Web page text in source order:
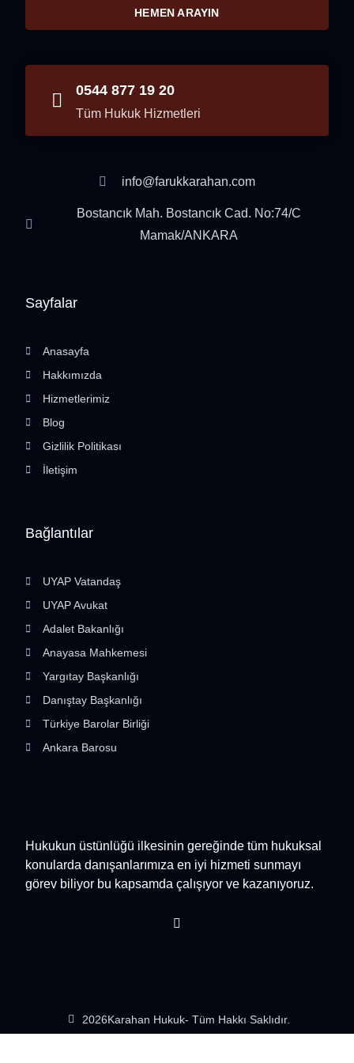
Hukukun üstünlüğü ilkesinin gereğinde tüm hukuksal
konularda danışanlarımıza en iyi hizmeti sunmayı
görev biliyor bu kapsamda çalışıyor ve kazanıyoruz.
Bağlantılar
UYAP Vatandaş
UYAP Avukat
Adalet Bakanlığı
Anayasa Mahkemesi
Yargıtay Başkanlığı
Danıştay Başkanlığı
Türkiye Barolar Birliği
Ankara Barosu
Sayfalar
Anasayfa
Hakkımızda
Hizmetlerimiz
Blog
Gizlilik Politikası
İletişim
HEMEN ARAYIN
0544 877 19 20
Tüm Hukuk Hizmetleri
info@farukkarahan.com
Bostancık Mah. Bostancık Cad. No:74/C
Mamak/ANKARA
2026Karahan Hukuk- Tüm Hakkı Saklıdır.